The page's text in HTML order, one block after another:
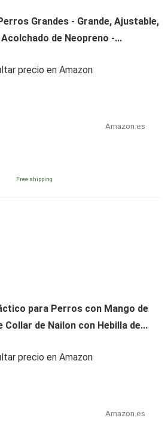
Grandes - Grande, Ajustable,
Acolchado de Neopreno -...
precio en Amazon
Amazon.es
Free shipping
para Perros con Mango de
de Nailon con Hebilla de...
precio en Amazon
Amazon.es